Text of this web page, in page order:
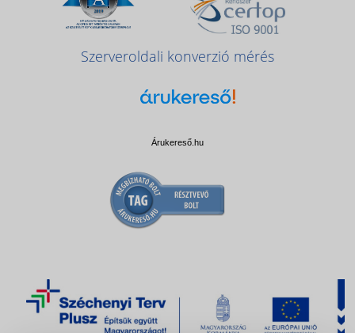
Szerveroldali konverzió mérés
Árukereső.hu